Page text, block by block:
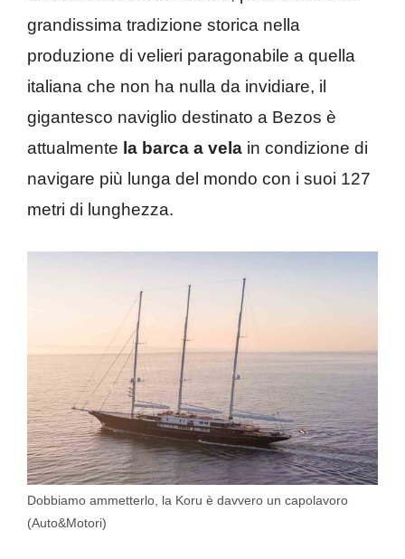
grandissima tradizione storica nella
produzione di velieri paragonabile a quella
italiana che non ha nulla da invidiare, il
gigantesco naviglio destinato a Bezos è
attualmente la barca a vela in condizione di
navigare più lunga del mondo con i suoi 127
metri di lunghezza.
Dobbiamo ammetterlo, la Koru è davvero un capolavoro
(Auto&Motori)